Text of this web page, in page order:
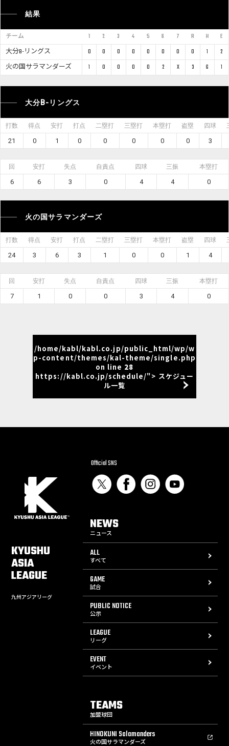
結果
チーム 1 2 3 4 5 6 7 R H E
大分B-リングス 0 0 0 0 0 0 0 0 1
2
火の国サラマンダーズ
1 0 0 0 0 2 X 3 6 1
大分B-リングス
打数 得点 安打 打点 二塁打 三塁打 本塁打 盗塁 四球
21 0 1 0 0 0 0 0 3
回 安打 失点 自責点 四球 三振 本塁打
6 6 3 0 4 4 0
火の国サラマンダーズ
打数 得点 安打 打点 二塁打 三塁打 本塁打 盗塁 四球
24 3 6 3 1 0 0 1 4
回 安打 失点 自責点 四球 三振 本塁打
7 1 0 0 3 4 0
/home/kabl/kabl.co.jp/public_html/wp/w
p-content/themes/kal-theme/single.php
on line 28
https://kabl.co.jp/schedule/"> スケジュー
ル一覧
KYUSHU
ASIA
LEAGUE
九州アジアリーグ
Official SNS
NEWS
ニュース
ALL
すべて
GAME
試合
PUBLIC NOTICE
公示
LEAGUE
リーグ
EVENT
イベント
TEAMS
加盟球団
HINOKUNI Salamanders
火の国サラマンダーズ